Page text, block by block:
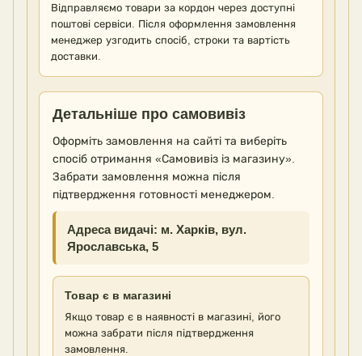
Відправляємо товари за кордон через доступні
поштові сервіси. Після оформлення замовлення
менеджер узгодить спосіб, строки та вартість
доставки.
Детальніше про самовивіз
Оформіть замовлення на сайті та виберіть
спосіб отримання «Самовивіз із магазину».
Забрати замовлення можна після
підтвердження готовності менеджером.
Адреса видачі: м. Харків, вул.
Ярославська, 5
Товар є в магазині
Якщо товар є в наявності в магазині, його
можна забрати після підтвердження
замовлення.